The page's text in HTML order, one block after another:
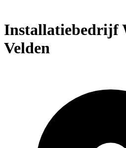
Installatiebedrijf
Velden